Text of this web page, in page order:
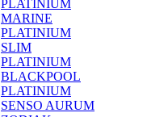
PLATINIUM
MARINE
PLATINIUM
SLIM
PLATINIUM
BLACKPOOL
PLATINIUM
SENSO AURUM